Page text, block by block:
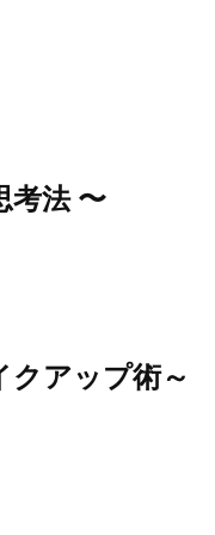
考法 〜
アップ術～